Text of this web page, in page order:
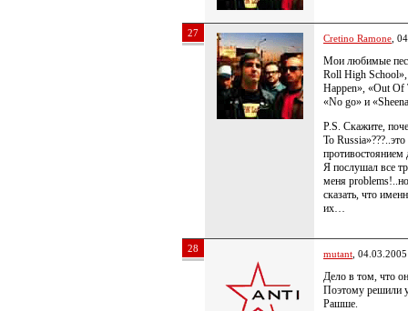
27 Cretino Ramone ,
Мои любимые
Roll High
Happen», «Out
«No go» и
P.S. Скажите,
To
противостоянием
Я послушал все
меня
сказать, что
их…
28 mutant ,
Дело в том, что
Поэтому решили
Рашше.